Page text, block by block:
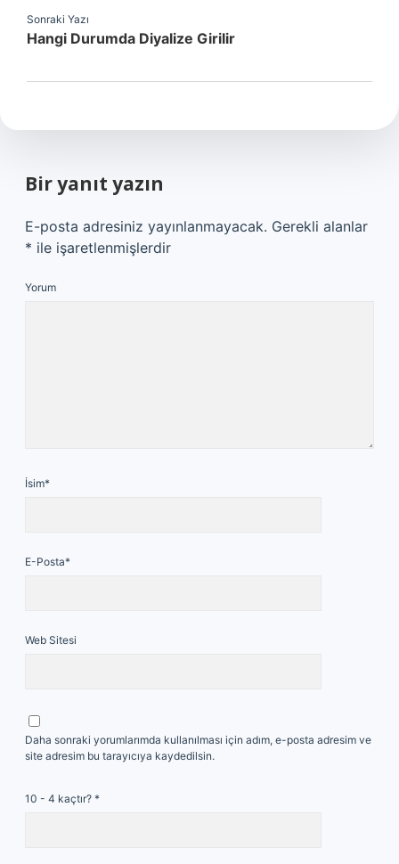
Sonraki Yazı
Hangi Durumda Diyalize Girilir
Bir yanıt yazın
E-posta adresiniz yayınlanmayacak. Gerekli alanlar
* ile işaretlenmişlerdir
Yorum
İsim*
E-Posta*
Web Sitesi
Daha sonraki yorumlarımda kullanılması için adım, e-posta adresim ve
site adresim bu tarayıcıya kaydedilsin.
10 - 4 kaçtır? *